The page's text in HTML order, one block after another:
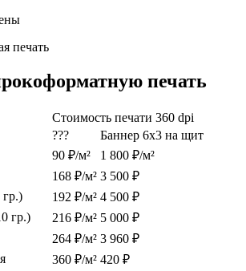
печать
Стоимость печати 360 dpi
???
Баннер 6х3 на щит
90 ₽/м²
1 800 ₽/м²
168 ₽/м² 3 500 ₽
гр.)
192 ₽/м² 4 500 ₽
гр.)
216 ₽/м² 5 000 ₽
264 ₽/м² 3 960 ₽
360 ₽/м² 420 ₽